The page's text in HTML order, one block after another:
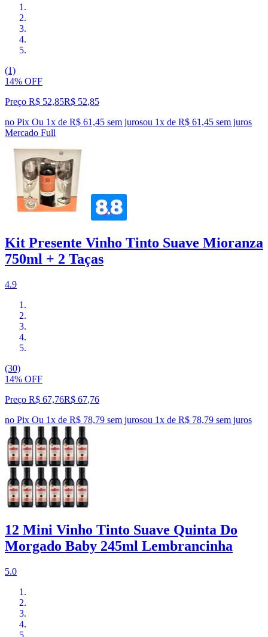
(1)
14% OFF
Preço R$ 52,85R$ 52,85
no Pix Ou 1x de R$ 61,45 sem jurosou 1x de R$ 61,45 sem juros
Mercado Full
Kit Presente Vinho Tinto Suave Mioranza
750ml + 2 Taças
4.9
(30)
14% OFF
Preço R$ 67,76R$ 67,76
no Pix Ou 1x de R$ 78,79 sem jurosou 1x de R$ 78,79 sem juros
12 Mini Vinho Tinto Suave Quinta Do
Morgado Baby 245ml Lembrancinha
5.0